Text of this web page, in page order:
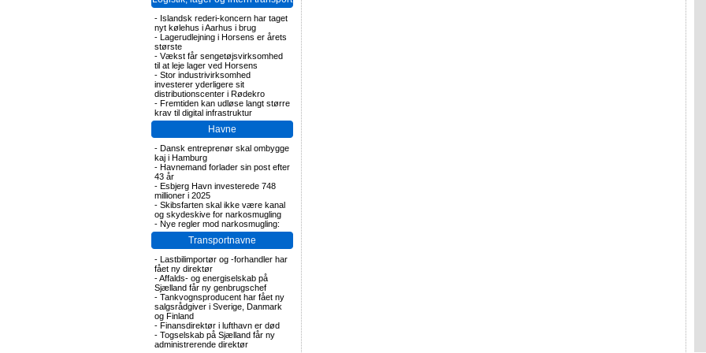
- Islandsk rederi-koncern har taget
nyt kølehus i Aarhus i brug
- Lagerudlejning i Horsens er årets
største
- Vækst får sengetøjsvirksomhed
til at leje lager ved Horsens
- Stor industrivirksomhed
investerer yderligere sit
distributionscenter i Rødekro
- Fremtiden kan udløse langt større
krav til digital infrastruktur
Havne
- Dansk entreprenør skal ombygge
kaj i Hamburg
- Havnemand forlader sin post efter
43 år
- Esbjerg Havn investerede 748
millioner i 2025
- Skibsfarten skal ikke være kanal
og skydeskive for narkosmugling
- Nye regler mod narkosmugling:
Transportnavne
- Lastbilimportør og -forhandler har
fået ny direktør
-Affalds- og energiselskab på
Sjælland får ny genbrugschef
- Tankvognsproducent har fået ny
salgsrådgiver i Sverige, Danmark
og Finland
- Finansdirektør i lufthavn er død
- Togselskab på Sjælland får ny
administrerende direktør